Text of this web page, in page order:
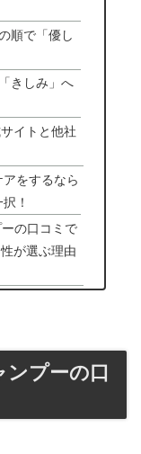
順で「優し
きしみ」へ
イトと他社
アをするなら
！
の口コミで
が選ぶ理由
プーの口